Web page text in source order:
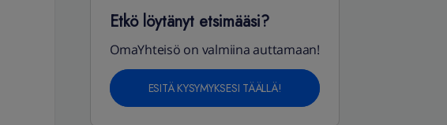
Etkö löytänyt etsimääsi?
OmaYhteisö on valmiina auttamaan!
ESITÄ KYSYMYKSESI TÄÄLLÄ!